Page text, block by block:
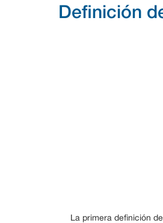
Definición
La primera definición